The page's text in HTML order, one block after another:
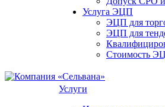
Услуга ЭЦП
ЭЦП для
ЭЦП для
Стоимость
Услуги